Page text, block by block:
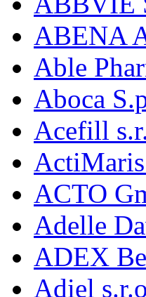
ABENA
Able
Aboca
Acefill
ACTO
Adelle
ADEX
Adiel